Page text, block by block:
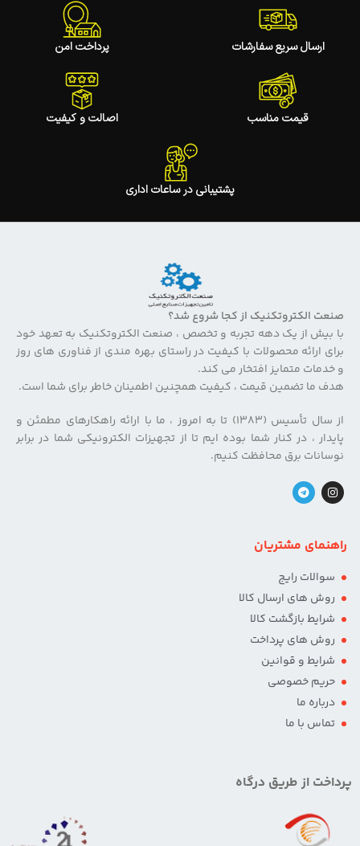
ارسال سریع سفارشات پرداخت امن
قیمت مناسب اصالت و کیفیت
پشتیبانی در ساعات اداری
صنعت الکتروتکنیک از کجا شروع شد؟
با بیش از یک دهه تجربه و تخصص ، صنعت الکتروتکنیک به تعهد خود
برای ارائه محصولات با کیفیت در راستای بهره مندی از فناوری های روز
و خدمات متمایز افتخار می کند.
هدف ما تضمین قیمت ، کیفیت همچنین اطمینان خاطر برای شما است.
از سال تأسیس (۱۳۸۳) تا به امروز ، ما با ارائه راهکارهای مطمئن و
پایدار ، در کنار شما بوده ایم تا از تجهیزات الکترونیکی شما در برابر
نوسانات برق محافظت کنیم.
راهنمای مشتریان
سوالات رایج
روش های ارسال کالا
شرایط بازگشت کالا
روش های پرداخت
شرایط و قوانین
حریم خصوصی
درباره ما
تماس با ما
پرداخت از طریق درگاه